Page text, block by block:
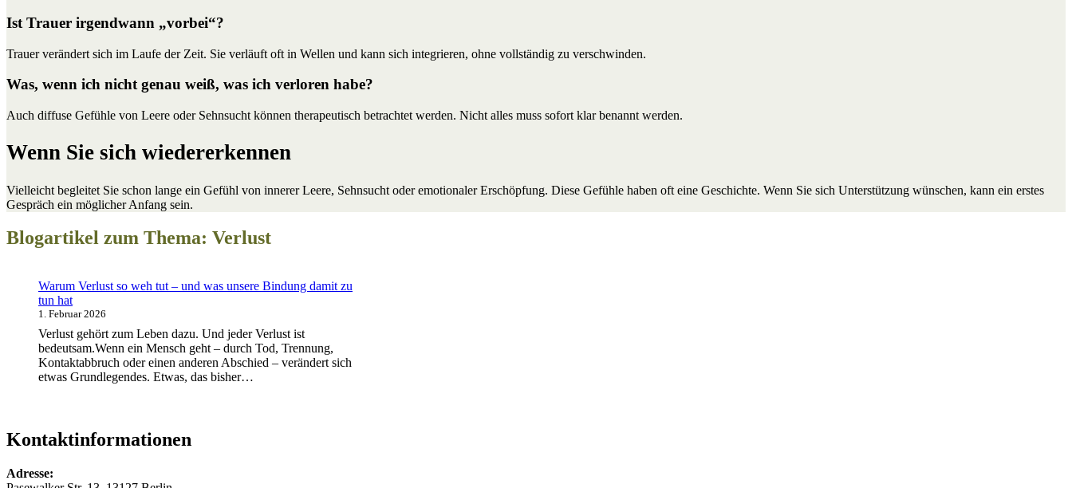
Ist Trauer irgendwann „vorbei“?
Trauer verändert sich im Laufe der Zeit. Sie verläuft oft in Wellen und kann sich integrieren, ohne vollständig zu verschwinden.
Was, wenn ich nicht genau weiß, was ich verloren habe?
Auch diffuse Gefühle von Leere oder Sehnsucht können therapeutisch betrachtet werden. Nicht alles muss sofort klar benannt werden.
Wenn Sie sich wiedererkennen
Vielleicht begleitet Sie schon lange ein Gefühl von innerer Leere, Sehnsucht oder emotionaler Erschöpfung. Diese Gefühle haben oft eine Geschichte. Wenn Sie sich Unterstützung wünschen, kann ein erstes
Gespräch ein möglicher Anfang sein.
Blogartikel zum Thema: Verlust
Warum Verlust so weh tut – und was unsere Bindung damit zu
tun hat
1. Februar 2026
Verlust gehört zum Leben dazu. Und jeder Verlust ist
bedeutsam.Wenn ein Mensch geht – durch Tod, Trennung,
Kontaktabbruch oder einen anderen Abschied – verändert sich
etwas Grundlegendes. Etwas, das bisher…
Kontaktinformationen
Adresse: